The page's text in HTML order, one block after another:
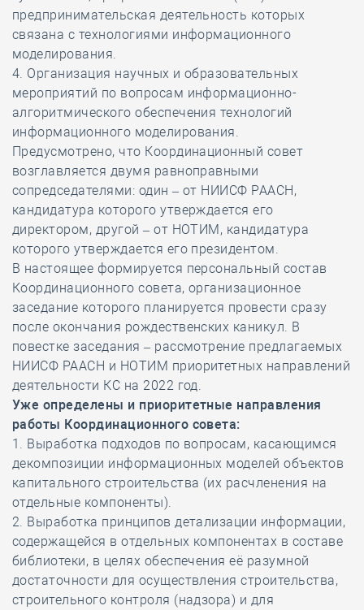
предпринимательская деятельность которых
связана с технологиями информационного
моделирования.
4. Организация научных и образовательных
мероприятий по вопросам информационно-
алгоритмического обеспечения технологий
информационного моделирования.
Предусмотрено, что Координационный совет
возглавляется двумя равноправными
сопредседателями: один – от НИИСФ РААСН,
кандидатура которого утверждается его
директором, другой – от НОТИМ, кандидатура
которого утверждается его президентом.
В настоящее формируется персональный состав
Координационного совета, организационное
заседание которого планируется провести сразу
после окончания рождественских каникул. В
повестке заседания – рассмотрение предлагаемых
НИИСФ РААСН и НОТИМ приоритетных направлений
деятельности КС на 2022 год.
Уже определены и приоритетные направления
работы Координационного совета:
1. Выработка подходов по вопросам, касающимся
декомпозиции информационных моделей объектов
капитального строительства (их расчленения на
отдельные компоненты).
2. Выработка принципов детализации информации,
содержащейся в отдельных компонентах в составе
библиотеки, в целях обеспечения её разумной
достаточности для осуществления строительства,
строительного контроля (надзора) и для